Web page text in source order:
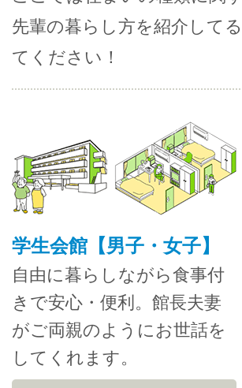
先輩の暮らし方を紹介して
てください！
学生会館【男子・女子】
自由に暮らしながら食事付
きで安心・便利。館長夫妻
がご両親のようにお世話を
してくれます。